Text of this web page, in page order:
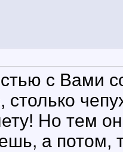
с Вами
столько
Но тем
а потом,